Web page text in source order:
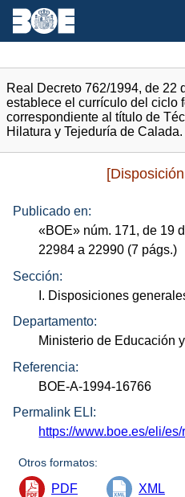
Real Decreto 762/1994, de 22
establece el currículo del ciclo
correspondiente al título de
Hilatura y Tejeduría de Calada.
Publicado en:
«BOE» núm. 171, de 19
22984 a 22990 (7 págs.)
Sección:
I. Disposiciones
Departamento:
Ministerio de Educación
Referencia:
BOE-A-1994-16766
Permalink ELI:
https://www.boe.es/eli/
Otros formatos:
PDF XML